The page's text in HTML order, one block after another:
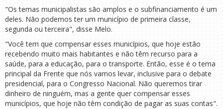
"Os temas municipalistas são amplos e o subfinanciamento é um
deles. Não podemos ter um município de primeira classe,
segunda ou terceira", disse Melo.
"Você tem que compensar esses municípios, que hoje estão
recebendo muito mais habitantes e não têm recurso para a
saúde, para a educação, para o transporte. Então, esse é o tema
principal da Frente que nós vamos levar, inclusive para o debate
presidencial, para o Congresso Nacional. Não queremos tirar
dinheiro de ninguém, mas a gente quer compensar esses
municípios, que hoje não têm condição de pagar as suas contas".